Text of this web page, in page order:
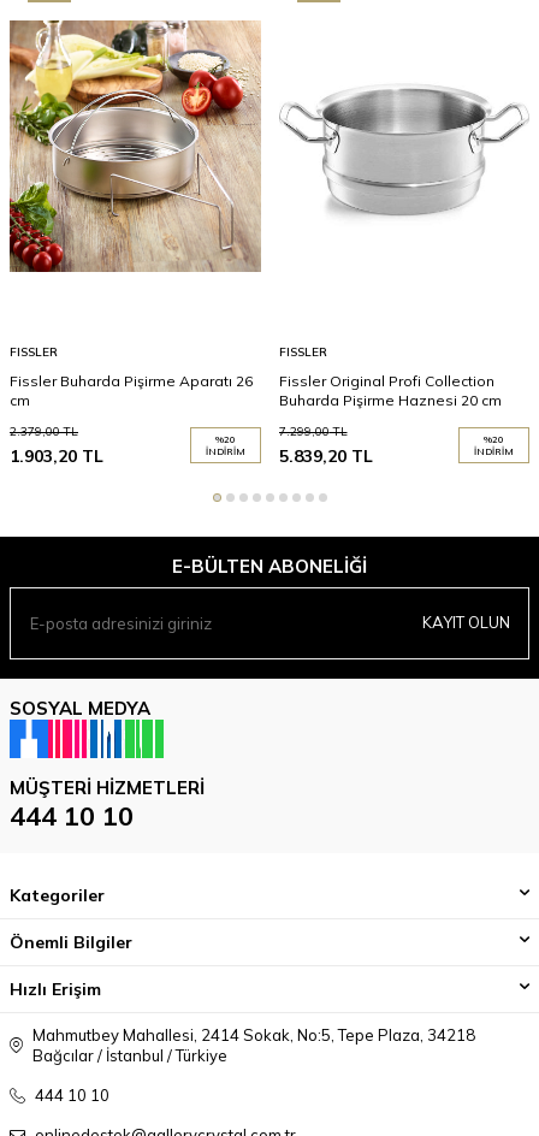
FISSLER
Fissler Buharda Pişirme Aparatı 26
cm
2.379,00TL
1.903,20 TL
%20
İNDIRIM
FISSLER
Fissler Original Profi Collection
Buharda Pişirme Haznesi 20 cm
7.299,00TL
5.839,20TL
%20
İNDIRIM
E-BÜLTEN ABONELIĞI
KAYIT OLUN
SOSYAL MEDYA
MÜŞTERI HIZMETLERI
444 10 10
Kategoriler
Önemli Bilgiler
Hızlı Erişim
Mahmutbey Mahallesi, 2414 Sokak, No:5, Tepe Plaza, 34218
Bağcılar / İstanbul / Türkiye
444 10 10